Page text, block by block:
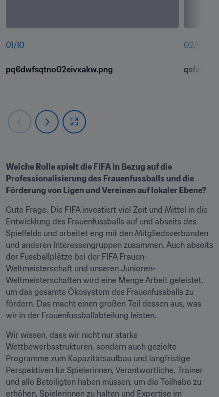
01 /10
pq6dwfsqtno02eivxakw.png
02/10
Welche Rolle spielt die FIFA in Bezug auf die
Professionalisierung des Frauenfussballs und die
Förderung von Ligen und Vereinen auf lokaler Ebene?
Gute Frage. Die FIFA investiert viel Zeit und Mittel in die
Entwicklung des Frauenfussballs auf und abseits des
Spielfelds und arbeitet eng mit den Mitgliedsverbänden
und anderen Interessengruppen zusammen. Auch abseits
der Fussballplätze bei der FIFA Frauen-
Weltmeisterschaft und unseren Junioren-
Weltmeisterschaften wird eine Menge Arbeit geleistet,
um das gesamte Ökosystem des Frauenfussballs zu
fördern. Das macht einen großen Teil dessen aus, was
wir in der Frauenfussballabteilung leisten.
Wir wissen, dass wir nicht nur starke
Wettbewerbsstrukturen, sondern auch gezielte
Programme zum Kapazitätsaufbau und langfristige
Perspektiven für Spielerinnen, Verantwortliche, Trainer
und alle Beteiligten haben müssen, um die Teilhabe zu
erhöhen, Spielerinnen zu halten und Expertise im